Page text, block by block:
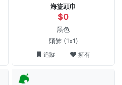
海盜頭巾
$0
黑色
頭飾 (1x1)
追蹤 擁有